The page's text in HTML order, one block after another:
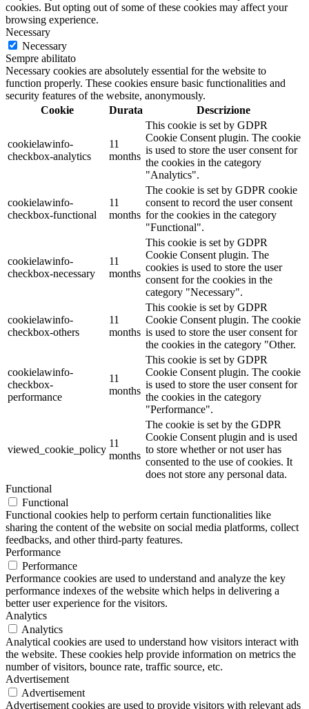
cookies. But opting out of some of these cookies may affect your
browsing experience.
Necessary
Necessary
Sempre abilitato
Necessary cookies are absolutely essential for the website to
function properly. These cookies ensure basic functionalities and
security features of the website, anonymously.
Cookie
Durata Descrizione
cookielawinfo-
checkbox-analytics
11
months
This cookie is set by GDPR
Cookie Consent plugin. The cookie
is used to store the user consent for
the cookies in the category
"Analytics".
cookielawinfo-
checkbox-functional
11
months
The cookie is set by GDPR cookie
consent to record the user consent
for the cookies in the category
"Functional".
cookielawinfo-
checkbox-necessary
11
months
This cookie is set by GDPR
Cookie Consent plugin. The
cookies is used to store the user
consent for the cookies in the
category "Necessary".
cookielawinfo-
checkbox-others
11
months
This cookie is set by GDPR
Cookie Consent plugin. The cookie
is used to store the user consent for
the cookies in the category "Other.
cookielawinfo-
checkbox-
performance
11
months
This cookie is set by GDPR
Cookie Consent plugin. The cookie
is used to store the user consent for
the cookies in the category
"Performance".
viewed_cookie_policy
11
months
The cookie is set by the GDPR
Cookie Consent plugin and is used
to store whether or not user has
consented to the use of cookies. It
does not store any personal data.
Functional
Functional
Functional cookies help to perform certain functionalities like
sharing the content of the website on social media platforms, collect
feedbacks, and other third-party features.
Performance
Performance
Performance cookies are used to understand and analyze the key
performance indexes of the website which helps in delivering a
better user experience for the visitors.
Analytics
Analytics
Analytical cookies are used to understand how visitors interact with
the website. These cookies help provide information on metrics the
number of visitors, bounce rate, traffic source, etc.
Advertisement
Advertisement
Advertisement cookies are used to provide visitors with relevant ads